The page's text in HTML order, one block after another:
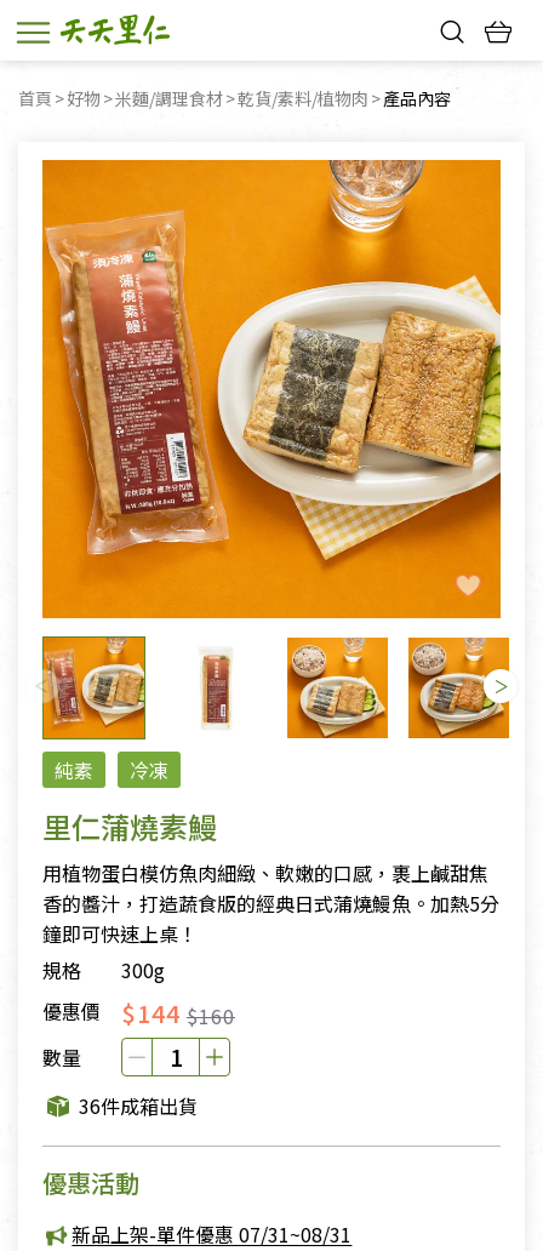
首頁 好物 米麵/調理食材 乾貨/素料/植物肉 目前頁面：
產品內容
純素 冷凍
里仁蒲燒素鰻
用植物蛋白模仿魚肉細緻、軟嫩的口感，裹上鹹甜焦
香的醬汁，打造蔬食版的經典日式蒲燒鰻魚。加熱5分
鐘即可快速上桌！
規格
300g
優惠價
$144 $160
數量
36件成箱出貨
優惠活動
新品上架-單件優惠 07/31~08/31